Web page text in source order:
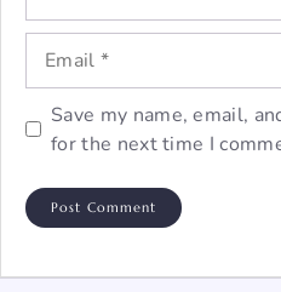
Email
Save my name, email,
for the next time I